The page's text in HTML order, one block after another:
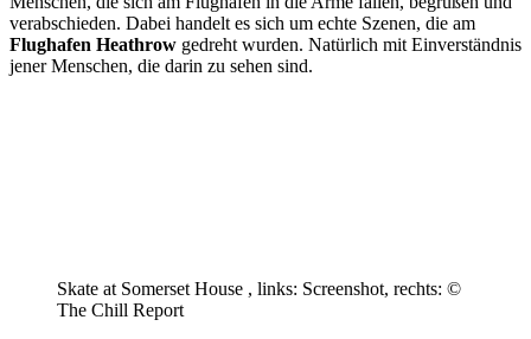
verabschieden. Dabei handelt es sich um echte Szenen, die am
Flughafen Heathrow gedreht wurden. Natürlich mit Einverständnis
jener Menschen, die darin zu sehen sind.
Skate at Somerset House , links: Screenshot, rechts: ©
The Chill Report